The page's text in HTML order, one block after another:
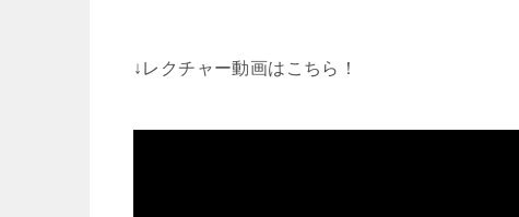
↓レクチャー動画はこちら！